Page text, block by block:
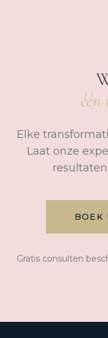
Elke
Laat onze
BOEK
Gratis consulten